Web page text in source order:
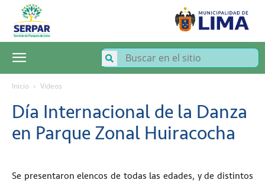
SERPAR
Servicio
de
Parques
Inicio Videos
Día Internacional de la Danza
en Parque Zonal Huiracocha
Se presentaron elencos de todas las edades, y de distintos